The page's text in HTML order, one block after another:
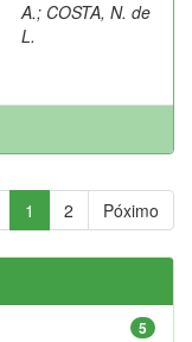
A.; COSTA, N. de
L.
1 2 Póximo
5